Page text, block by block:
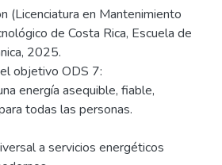
(Licenciatura en Mantenimiento
de Costa Rica, Escuela de
2025.
objetivo ODS 7:
energía asequible, fiable,
todas las personas.
a servicios energéticos